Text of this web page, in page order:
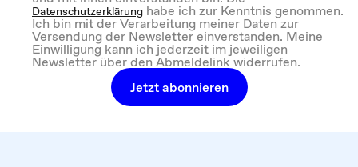
Datenschutzerklärung habe ich zur Kenntnis genommen.
Ich bin mit der Verarbeitung meiner Daten zur
Versendung der Newsletter einverstanden. Meine
Einwilligung kann ich jederzeit im jeweiligen
Newsletter über den Abmeldelink widerrufen.
Jetzt abonnieren